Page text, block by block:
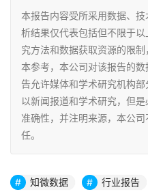
本报告内容受所采用数据、
析结果仅代表包括但不限于
究方法和数据获取资源的限
本参考，本公司对该报告的
告允许媒体和学术研究机构
以新闻报道和学术研究，但
准确性，并注明来源，本公
任。
知微数据 行业报告